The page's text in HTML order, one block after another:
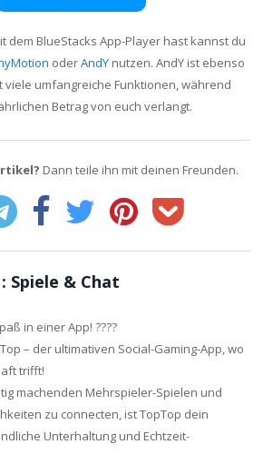
dem BlueStacks App-Player hast kannst du
oderAndY nutzen. AndY ist ebenso
umfangreiche Funktionen, während
Betrag von euch verlangt.
Dann teile ihn mit deinen Freunden.
Spiele & Chat
in einer App! ????
– der ultimativen Social-Gaming-App, wo
trifft!
machenden Mehrspieler-Spielen und
zu connecten, ist TopTop dein
Unterhaltung und Echtzeit-